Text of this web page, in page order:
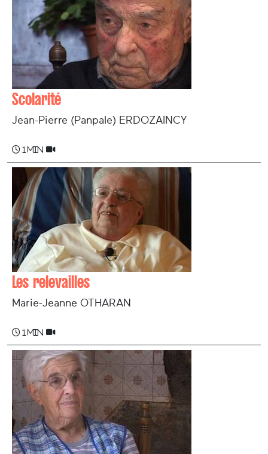
Scolarité
Jean-Pierre (Panpale) ERDOZAINCY
1 min
Les relevailles
Marie-Jeanne OTHARAN
1 min